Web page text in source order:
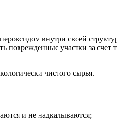
внутри своей
участки за счет
чистого сырья.
и не надкалываются;